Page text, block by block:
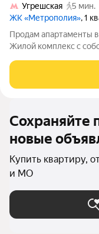
Угрешская
5 мин.
ЖК «Метрополия», 1
Продам апартаменты
Жилой комплекс с
этаже. Предчистовая
реализовать свои
Сохраняйте
новые
Купить квартиру,
и МО